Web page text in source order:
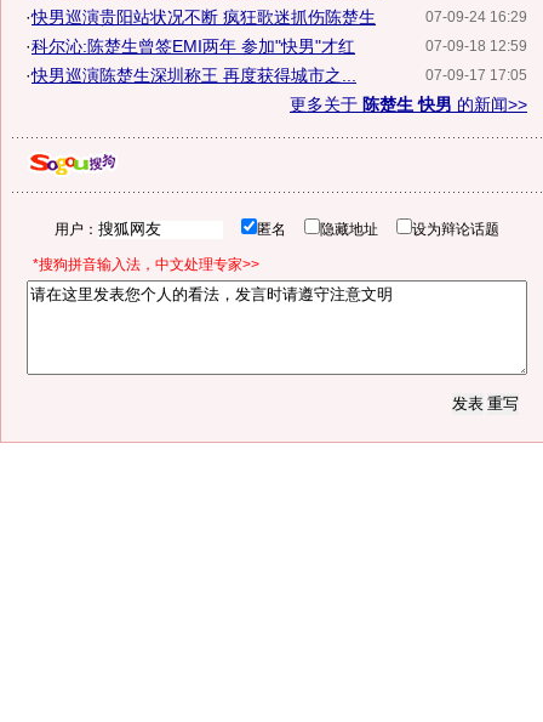
07-09-24 16:29
·快男巡演贵阳站状况不断 疯狂歌迷抓伤陈楚生
07-09-18 12:59
·科尔沁:陈楚生曾签EMI两年 参加"快男"才红
07-09-17 17:05
·快男巡演陈楚生深圳称王 再度获得城市之...
更多关于 陈楚生 快男 的新闻>>
用户： 匿名 隐藏地址 设为辩论话题
*搜狗拼音输入法，中文处理专家>>